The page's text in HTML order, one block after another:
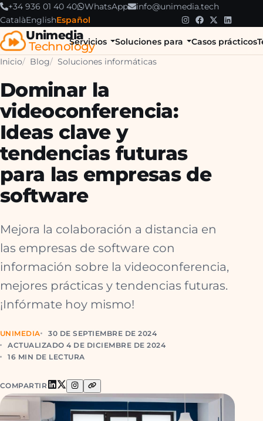
+34 936 01 40 40 WhatsApp
info@unimedia.tech
CatalàEnglishEspañol
Unimedia
Technology
Servicios Soluciones para Casos prácticos
Inicio Blog Soluciones informáticas
Dominar la
videoconferencia:
Ideas clave y
tendencias futuras
para las empresas de
software
Mejora la colaboración a distancia en
las empresas de software con
información sobre la videoconferencia,
mejores prácticas y tendencias futuras.
¡Infórmate hoy mismo!
UNIMEDIA
30 DE SEPTIEMBRE DE 2024
ACTUALIZADO 4 DE DICIEMBRE DE 2024
16 MIN DE LECTURA
COMPARTIR